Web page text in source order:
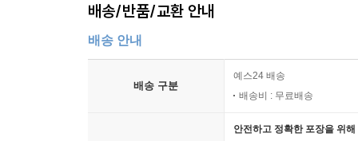
배송/반품/교환 안내
배송 안내
배송 구분
예스24 배송
배송비 : 무료배송
안전하고 정확한 포장을 위